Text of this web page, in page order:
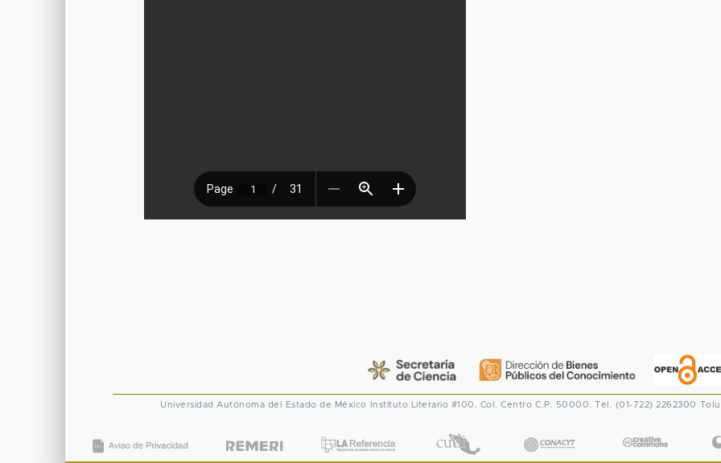
Universidad Autónoma del Estado de México Instituto Literario #100. Col. Centro C.P. 50000. Tel. (01-722) 2262300